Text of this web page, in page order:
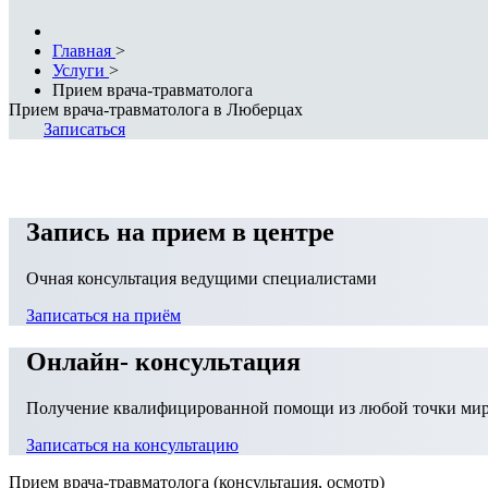
Главная >
Услуги >
Прием врача-травматолога
Прием врача-травматолога в Люберцах
Записаться
Запись на прием в центре
Очная консультация ведущими специалистами
Записаться на приём
Онлайн- консультация
Получение квалифицированной помощи из любой точки
Записаться на консультацию
Прием врача-травматолога (консультация, осмотр)